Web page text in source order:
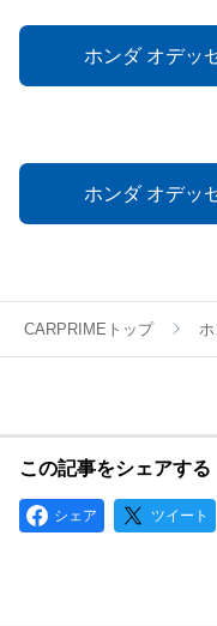
ホンダ オデッ
ホンダ オデッ
CARPRIMEトップ
この記事をシェアする
シェア ツイート